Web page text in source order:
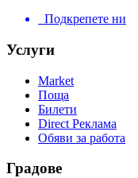
Подкрепете ни
Услуги
Market
Поща
Билети
Direct Реклама
Обяви за работа
Градове